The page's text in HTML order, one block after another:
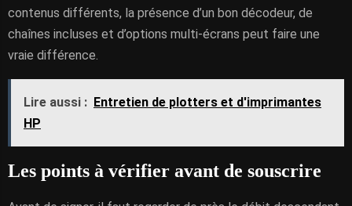
contenus différents, la présence d’un bon décodeur, de
chaînes incluses et d’options multi-écrans peut faire une
vraie différence.
Lire aussi : Entretien de plotters et d'imprimantes
HP
Les points à vérifier avant de souscrire